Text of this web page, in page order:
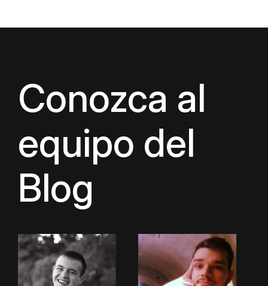
Conozca al
equipo del
Blog